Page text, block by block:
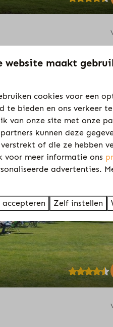
website maakt
cookies voor een
te bieden en ons verkeer
van onze site met onze
kunnen deze
of die ze hebben
voor meer informatie ons
advertenties.
accepteren Zelf instellen